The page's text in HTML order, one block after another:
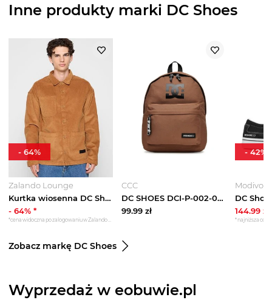
Inne produkty marki DC Shoes
Zalando Lounge
Kurtka wiosenna DC Shoes brązowy
- 64% *
*cena widoczna po zalogowaniu w Zalando Lounge
- 64%
CCC
DC SHOES DCI-P-002-07 Khaki
99.99 zł
Modivo
144.99zł
*najniższa cena
-42%
Zobacz markę DC Shoes
Wyprzedaż w eobuwie.pl